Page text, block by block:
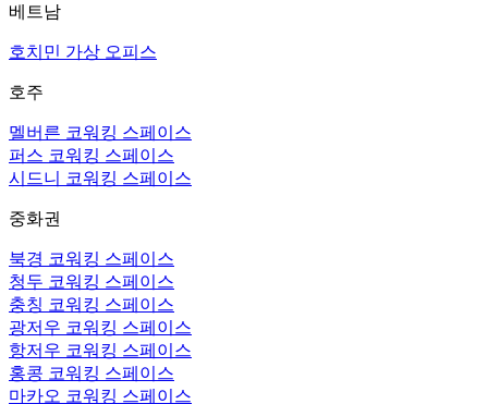
베트남
호치민 가상 오피스
호주
멜버른 코워킹 스페이스
퍼스 코워킹 스페이스
시드니 코워킹 스페이스
중화권
북경 코워킹 스페이스
청두 코워킹 스페이스
충칭 코워킹 스페이스
광저우 코워킹 스페이스
항저우 코워킹 스페이스
홍콩 코워킹 스페이스
마카오 코워킹 스페이스